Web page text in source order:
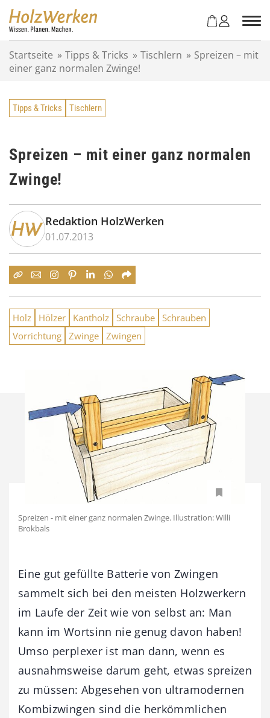
Startseite » Tipps & Tricks » Tischlern » Spreizen – mit
einer ganz normalen Zwinge!
Tipps & Tricks Tischlern
Spreizen – mit einer ganz normalen
Zwinge!
Redaktion HolzWerken
01.07.2013
Holz Hölzer Kantholz Schraube Schrauben
Vorrichtung Zwinge Zwingen
Spreizen - mit einer ganz normalen Zwinge. Illustration: Willi
Brokbals
Eine gut gefüllte Batterie von Zwingen
sammelt sich bei den meisten Holzwerkern
im Laufe der Zeit wie von selbst an: Man
kann im Wortsinn nie genug davon haben!
Umso perplexer ist man dann, wenn es
ausnahmsweise darum geht, etwas spreizen
zu müssen: Abgesehen von ultramodernen
Kombizwingen sind die herkömmlichen